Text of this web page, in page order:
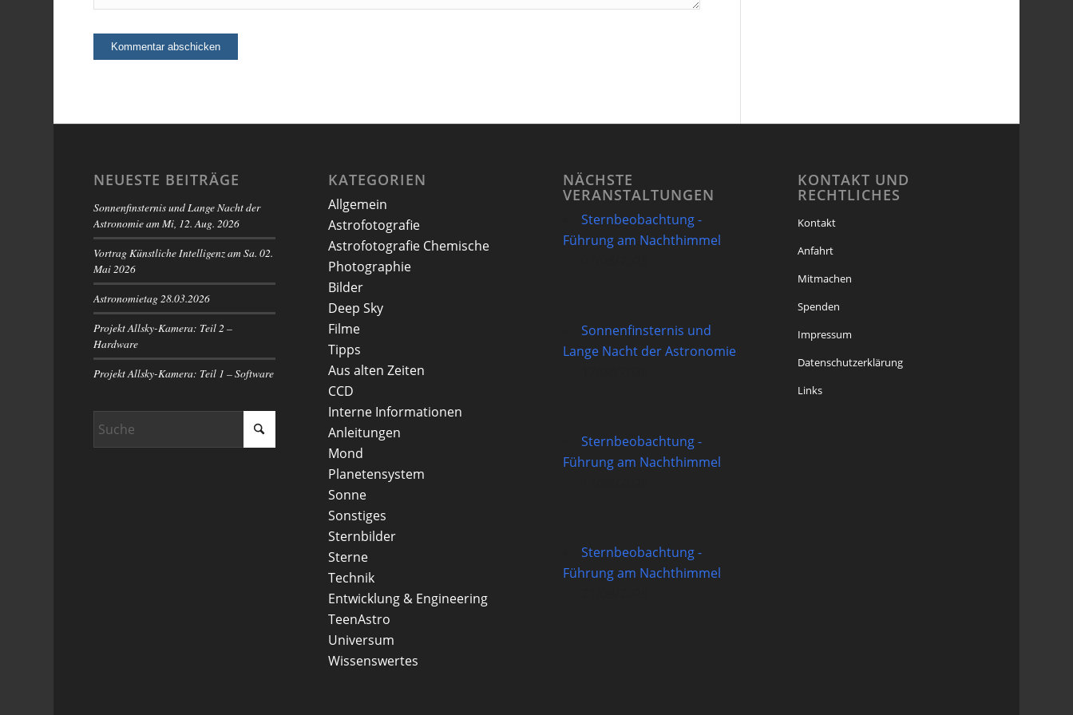
NEUESTE BEITRÄGE
Sonnenfinsternis und Lange Nacht der
Astronomie am Mi, 12. Aug. 2026
Vortrag Künstliche Intelligenz am Sa. 02.
Mai 2026
Astronomietag 28.03.2026
Projekt Allsky-Kamera: Teil 2 –
Hardware
Projekt Allsky-Kamera: Teil 1 – Software
KATEGORIEN
Allgemein
Astrofotografie
Astrofotografie Chemische
Photographie
Bilder
Deep Sky
Filme
Tipps
Aus alten Zeiten
CCD
Interne Informationen
Anleitungen
Mond
Planetensystem
Sonne
Sonstiges
Sternbilder
Sterne
Technik
Entwicklung & Engineering
TeenAstro
Universum
Wissenswertes
NÄCHSTE
VERANSTALTUNGEN
Sternbeobachtung -
Führung am Nachthimmel
Sonnenfinsternis und
Lange Nacht der Astronomie
Sternbeobachtung -
Führung am Nachthimmel
Sternbeobachtung -
Führung am Nachthimmel
KONTAKT UND
RECHTLICHES
Kontakt
Anfahrt
Mitmachen
Spenden
Impressum
Datenschutzerklärung
Links